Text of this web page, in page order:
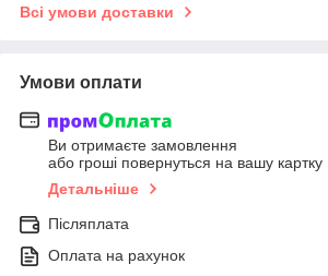
Всі умови доставки
Умови оплати
Ви отримаєте замовлення
або гроші повернуться на вашу картку
Детальніше
Післяплата
Оплата на рахунок